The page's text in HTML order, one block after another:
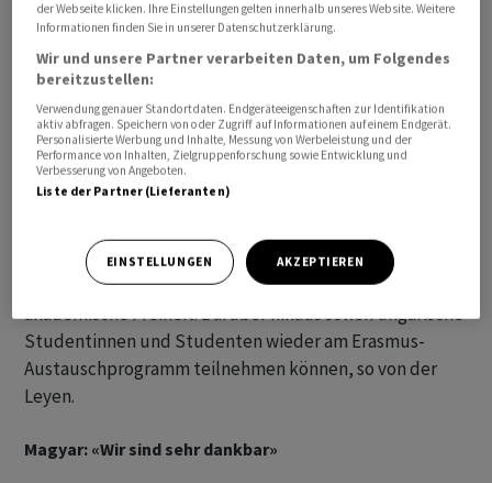
für Strukturförderung ebenfalls nach Ungarn fliessen
können, unter anderem wegen Fortschritten für die
akademische Freiheit. Darüber hinaus sollen ungarische
Studentinnen und Studenten wieder am Erasmus-
Austauschprogramm teilnehmen können, so von der
Leyen.
Magyar: «Wir sind sehr dankbar»
der Webseite klicken. Ihre Einstellungen gelten innerhalb unseres Website. Weitere
Informationen finden Sie in unserer Datenschutzerklärung.
Wir und unsere Partner verarbeiten Daten, um Folgendes
bereitzustellen:
Verwendung genauer Standortdaten. Endgeräteeigenschaften zur Identifikation
aktiv abfragen. Speichern von oder Zugriff auf Informationen auf einem Endgerät.
Personalisierte Werbung und Inhalte, Messung von Werbeleistung und der
Performance von Inhalten, Zielgruppenforschung sowie Entwicklung und
Verbesserung von Angeboten.
Liste der Partner (Lieferanten)
EINSTELLUNGEN AKZEPTIEREN